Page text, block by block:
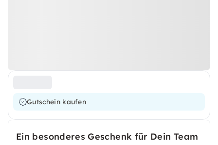
Gutschein kaufen
Ein besonderes Geschenk für Dein Team